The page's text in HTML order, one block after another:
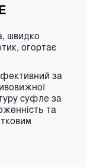
швидко
огортає
за
суфле за
та